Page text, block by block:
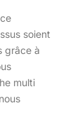
soient
grâce à
multi